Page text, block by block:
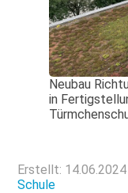
Neubau
in
Erstellt:
Schule